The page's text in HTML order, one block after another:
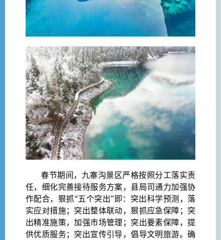
春节期间，九寨沟景区严格按照分工落实责
任，细化完善接待服务方案，县局司通力加强协
作配合，狠抓“五个突出”即：突出科学预测，落
实应对措施；突出整体联动，狠抓应急保障；突
出精准施策，加强市场管理；突出要素保障，提
供优质服务；突出宣传引导，倡导文明旅游。确